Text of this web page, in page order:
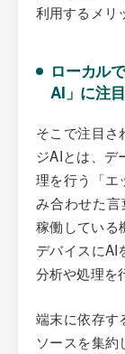
利用するメリ
ローカル
AI」に注
そこで注目さ
ジAIとは、デ
理を行う「エ
み合わせた
稼働している
デバイスにAI
分析や処理を
端末に依存す
ソースを集